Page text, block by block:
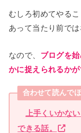
むしろ初めてやる
あって当たり前で
なので、 ブログを
かに捉えられるか
合わせて読んで
上手くいかな
できる話。